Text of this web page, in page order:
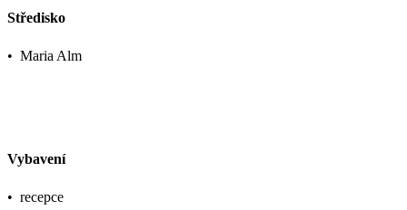
Středisko
• Maria Alm
Vybavení
• recepce